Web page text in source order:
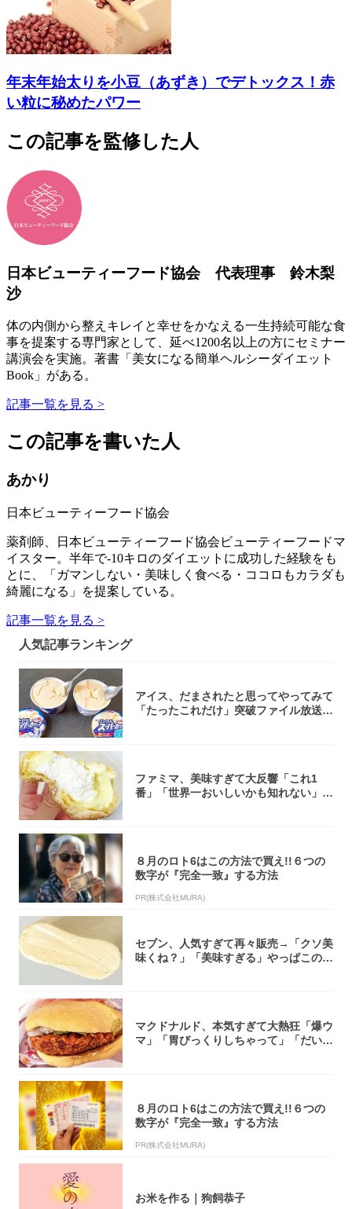
年末年始太りを小豆（あずき）でデトックス！赤
い粒に秘めたパワー
この記事を監修した人
日本ビューティーフード協会 代表理事 鈴木梨
沙
体の内側から整えキレイと幸せをかなえる一生持続可能な食
事を提案する専門家として、延べ1200名以上の方にセミナー
講演会を実施。著書「美女になる簡単ヘルシーダイエット
Book」がある。
記事一覧を見る >
この記事を書いた人
あかり
日本ビューティーフード協会
薬剤師、日本ビューティーフード協会ビューティーフードマ
イスター。半年で-10キロのダイエットに成功した経験をも
とに、「ガマンしない・美味しく食べる・ココロもカラダも
綺麗になる」を提案している。
記事一覧を見る >
人気記事ランキング
アイス、だまされたと思ってやってみて
「たったこれだけ」突破ファイル放送で
ファミマ、美味すぎて大反響「これ1
番」「世界一おいしいかも知れない」
８月のロト6はこの方法で買え!!６つの
数字が『完全一致』する方法
PR(株式会社MURA)
セブン、人気すぎて再々販売→「クソ美
味くね？」「美味すぎる」やっぱこのク
マクドナルド、本気すぎて大熱狂「爆ウ
マ」「胃びっくりしちゃって」「だいぶ
８月のロト6はこの方法で買え!!６つの
数字が『完全一致』する方法
PR(株式会社MURA)
お米を作る｜狗飼恭子